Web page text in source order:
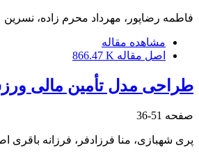
فاطمه رضاپور، مهرداد محرم زاده،
مشاهده مقاله
اصل مقاله 866.47 K
طراحی مدل تأمین مالی
صفحه 51-36
پری شهبازی، منا فرزادفر، فرزانه